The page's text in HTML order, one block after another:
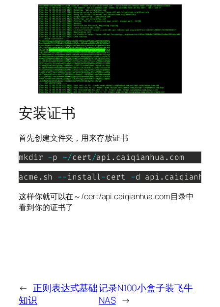
安装证书
首先创建文件夹，用来存放证书
mkdir -p ~/cert/api. caiqianhua. com
acme. sh --install-cert -d api. caiqianhua
这样你就可以在～/cert/api.caiqianhua.com目录中
看到你的证书了
← 正则表达式基础
知识
记录N100小盒子装飞牛
NAS →